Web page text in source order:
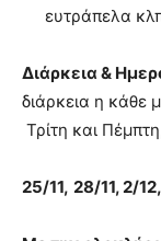
ευτράπελα
Διάρκεια &
διάρκεια η κάθε
Τρίτη και
25/11, 28/11, 2/12,